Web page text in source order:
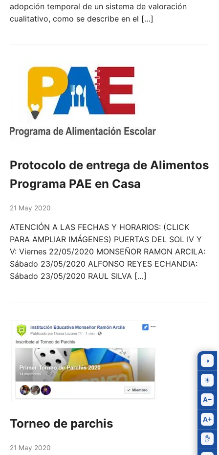
adopción temporal de un sistema de valoración
cualitativo, como se describe en el […]
Protocolo de entrega de Alimentos
Programa PAE en Casa
21 May 2020
ATENCIÓN A LAS FECHAS Y HORARIOS: (CLICK
PARA AMPLIAR IMÁGENES) PUERTAS DEL SOL IV Y
V: Viernes 22/05/2020 MONSEÑOR RAMON ARCILA:
Sábado 23/05/2020 ALFONSO REYES ECHANDIA:
Sábado 23/05/2020 RAUL SILVA […]
Torneo de parchis
21 May 2020
◑Alto
☀
A−
letra
A+
letra
✋